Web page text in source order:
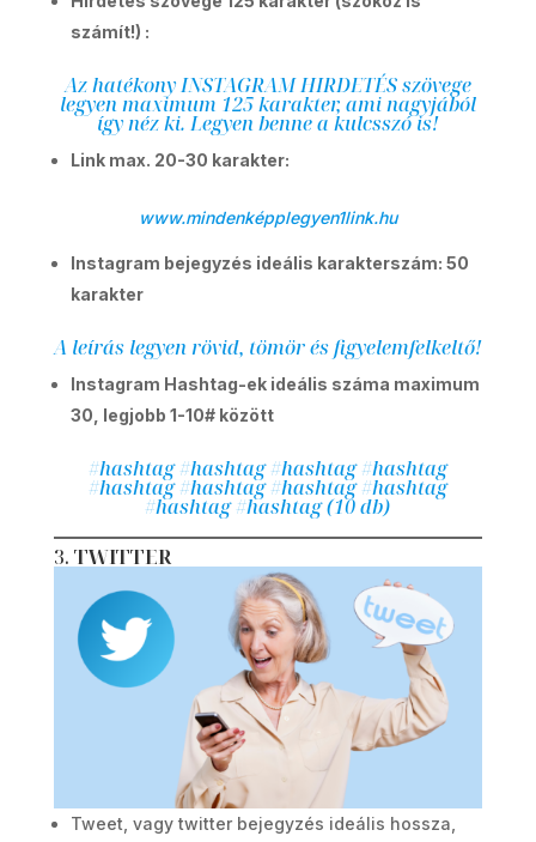
számít!) :
Az hatékony INSTAGRAM HIRDETÉS szövege
legyen maximum 125 karakter, ami nagyjából
így néz ki. Legyen benne a kulcsszó is!
Link max. 20-30 karakter:
www.mindenképplegyen1link.hu
Instagram bejegyzés ideális karakterszám: 50
karakter
A leírás legyen rövid, tömör és figyelemfelkeltő!
Instagram Hashtag-ek ideális száma maximum
30, legjobb 1-10# között
#hashtag #hashtag #hashtag #hashtag
#hashtag #hashtag #hashtag #hashtag
#hashtag #hashtag (10 db)
3. TWITTER
Tweet, vagy twitter bejegyzés ideális hossza,